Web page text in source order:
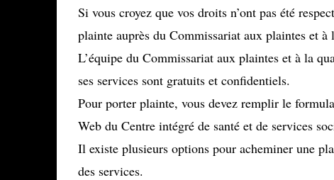
Si vous croyez que vos droits n’ont pas été
plainte auprès du Commissariat aux plaintes et à
L’équipe du Commissariat aux plaintes et à la
ses services sont gratuits et confidentiels.
Pour porter plainte, vous devez remplir le
Web du Centre intégré de santé et de services
Il existe plusieurs options pour acheminer une
des services.